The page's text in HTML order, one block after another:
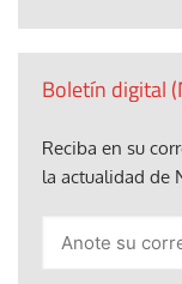
Boletín digital
Reciba en su
la actualidad de